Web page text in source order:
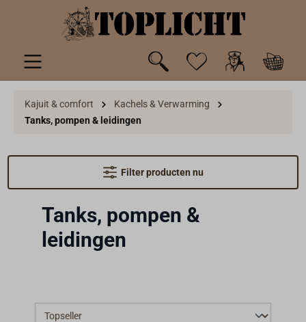
hoofdinhoud
Kajuit & comfort
Kachels & Verwarming
Tanks, pompen & leidingen
Filter producten nu
Tanks, pompen &
leidingen